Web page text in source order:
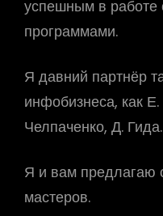
успешным в работе
программами.
Я давний партнёр
инфобизнеса, как
Челпаченко, Д. Гида.
Я и вам предлагаю
мастеров.